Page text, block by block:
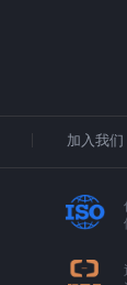
加入我们